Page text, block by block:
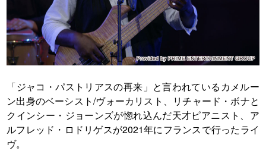
「ジャコ・パストリアスの再来」と言われているカメルー
ン出身のベーシスト/ヴォーカリスト、リチャード・ボナと
クインシー・ジョーンズが惚れ込んだ天才ピアニスト、ア
ルフレッド・ロドリゲスが2021年にフランスで行ったライ
ヴ。